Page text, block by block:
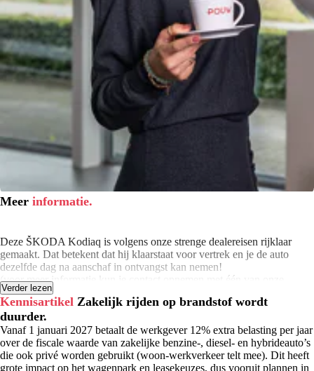
Meer informatie.
Deze ŠKODA Kodiaq is volgens onze strenge dealereisen rijklaar
gemaakt. Dat betekent dat hij klaarstaat voor vertrek en je de auto
dezelfde dag na aanschaf in ontvangst kan nemen!
(voor meer informatie kun je contact opnemen met één van onze
verkoopadviseurs)
Wij hebben je auto op 130 technische punten gecontroleerd. Moet de
onderhoudsbeurt plaatsvinden binnen 6 maanden of 10.000 kilometer
(afhankelijk van wat het eerst komt)? Dan hebben wij die alvast
uitgevoerd. De binnen- en buitenkant van de auto is professioneel
gereinigd en de auto heeft een volle tank brandstof / accu. Bovendien
Verder lezen
Kennisartikel Zakelijk rijden op brandstof wordt
duurder.
Vanaf 1 januari 2027 betaalt de werkgever 12% extra belasting per jaar
over de fiscale waarde van zakelijke benzine-, diesel- en hybrideauto’s
die ook privé worden gebruikt (woon-werkverkeer telt mee). Dit heeft
grote impact op het wagenpark en leasekeuzes, dus vooruit plannen in